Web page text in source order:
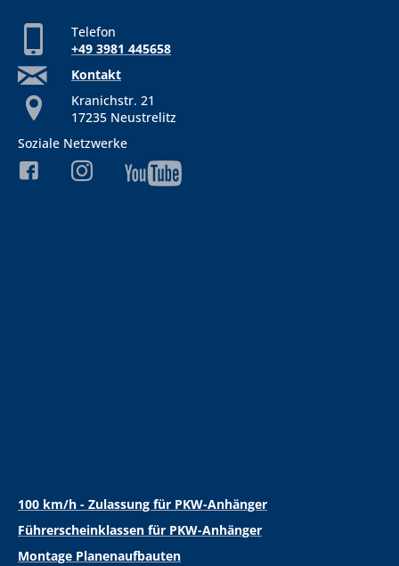
Telefon
+49 3981 445658
Kontakt
Kranichstr. 21
17235 Neustrelitz
Soziale Netzwerke
100 km/h - Zulassung für PKW-Anhänger
Führerscheinklassen für PKW-Anhänger
Montage Planenaufbauten